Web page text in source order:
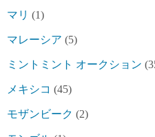
マリ (1)
マレーシア (5)
ミントミント オークション
メキシコ (45)
モザンビーク (2)